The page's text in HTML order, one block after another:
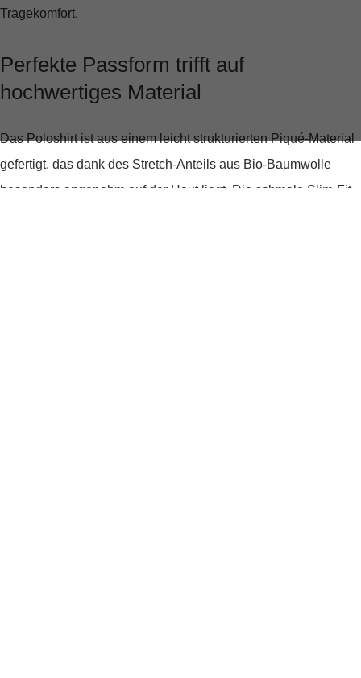
Tragekomfort.
Perfekte Passform trifft auf
hochwertiges Material
Das Poloshirt ist aus einem leicht strukturierten Piqué-Material
gefertigt, das dank des Stretch-Anteils aus Bio-Baumwolle
besonders angenehm auf der Haut liegt. Die schmale Slim-Fit-